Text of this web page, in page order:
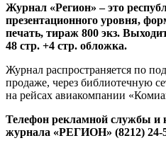
Журнал «Регион» – это
презентационного уровня,
печать, тираж 800 экз.
48 стр. +4 стр. обложка.
Журнал распространяется по
продаже, через библиотечную
на рейсах авиакомпании
Телефон рекламной службы и
журнала «РЕГИОН» (8212) 24-